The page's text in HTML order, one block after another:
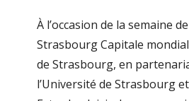
À l’occasion de la semaine
Strasbourg Capitale
de Strasbourg, en
l’Université de Strasbourg